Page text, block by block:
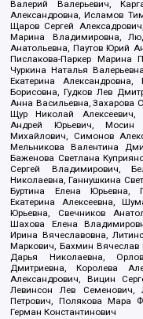
Валерий Валерьевич,
Александровна, Исламов
Щаров Сергей
Марина Владимировна,
Анатольевна, Паутов Юрий
Пислакова-Паркер Марина
Чуркина Наталья
Екатерина
Борисовна, Гудков Лев
Анна Васильевна, Захарова
Щур Николай Алексеевич,
Андрей Юрьевич, Мосин
Михайлович, Симонов
Мельникова Валентина
Баженова Светлана
Сергей Владимирович,
Николаевна, Ганнушкина
Буртина Елена Юрьевна,
Екатерина Алексеевна,
Юрьевна, Свечников
Шахова Елена
Ирина Вячеславовна,
Маркович, Бахмин
Дарья Николаевна,
Дмитриевна, Королева
Александрович, Вицин
Левинсон Лев Семенович,
Петрович, Полякова Мара
Герман Константинович